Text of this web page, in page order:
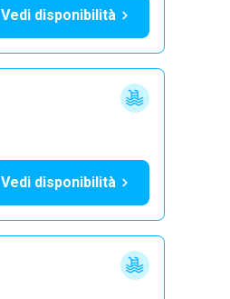
Vedi disponibilità
Vedi disponibilità